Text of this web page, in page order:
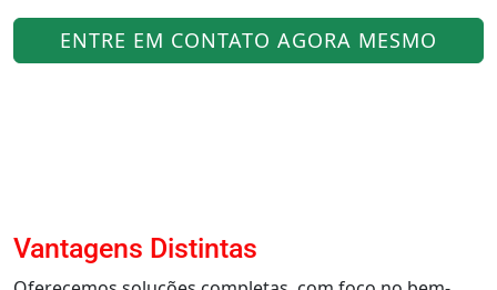
ENTRE EM CONTATO AGORA MESMO
Vantagens Distintas